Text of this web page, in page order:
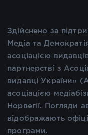
Здійснено за
Медіа та
асоціацією
партнерстві з
видавці України»
асоціацією
Норвегії. Погляди
відображають
програми.